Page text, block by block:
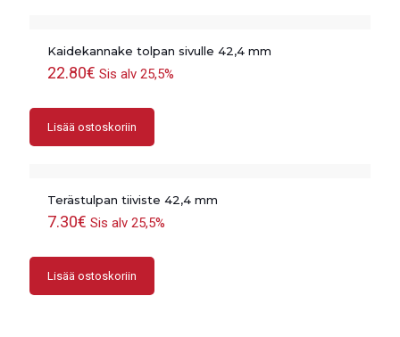
Kaidekannake tolpan sivulle 42,4 mm
22.80€ Sis alv 25,5%
Lisää ostoskoriin
Terästulpan tiiviste 42,4 mm
7.30€ Sis alv 25,5%
Lisää ostoskoriin